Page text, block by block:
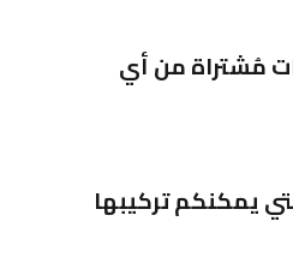
تشمل خدمة تركيب
والتخطيط للمشاريع الأكبر.
مُشتراة من أي
والموديل مسبقاً.
يمكنكم تركيبها